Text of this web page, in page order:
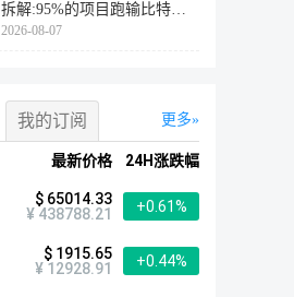
拆解:95%的项目跑输比特
币,73%最
2026-08-07
更多
我的订阅
最新价格 24H涨跌幅
$ 65014.33
¥ 438788.21
+0.61%
$ 1915.65
¥ 12928.91
+0.44%